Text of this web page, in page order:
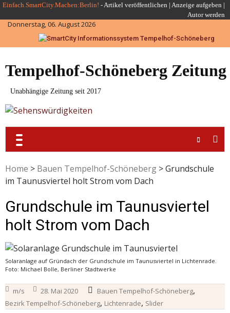
Skip
to
content
Einfach.SmartCity.Machen:Berlin! -Artikel veröffentlichen | Anzeige aufgeben |
Autor werden
Donnerstag, 06. August 2026
Tempelhof-Schöneberg Zeitung
Unabhängige Zeitung seit 2017
Home > Bauen Tempelhof-Schöneberg >Grundschule
im Taunusviertel holt Strom vom Dach
Grundschule im Taunusviertel
holt Strom vom Dach
Solaranlage auf Gründach der Grundschule im Taunusviertel in Lichtenrade.
Foto: Michael Bolle, Berliner Stadtwerke
m/s 28. Mai 2020 Bauen Tempelhof-Schöneberg,
Bezirk Tempelhof-Schöneberg, Lichtenrade, Slider